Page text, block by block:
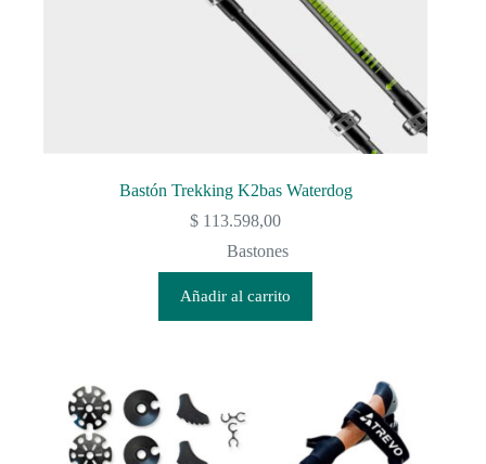
Bastón Trekking K2bas Waterdog
$ 113.598,00
Bastones
Añadir al carrito